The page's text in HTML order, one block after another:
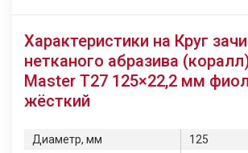
Характеристики на Круг
нетканого абразива
Master Т27 125×22,2 мм
жёсткий
Диаметр, мм
125